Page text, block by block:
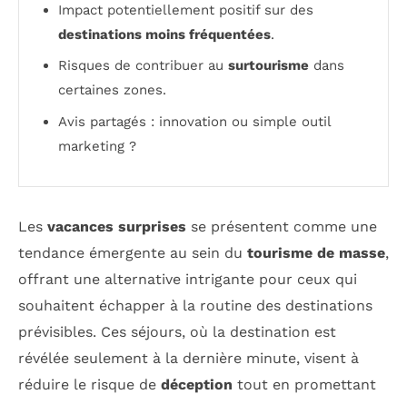
Impact potentiellement positif sur des
destinations moins fréquentées.
Risques de contribuer au surtourisme dans
certaines zones.
Avis partagés : innovation ou simple outil
marketing ?
Les vacances surprises se présentent comme une
tendance émergente au sein du tourisme de masse,
offrant une alternative intrigante pour ceux qui
souhaitent échapper à la routine des destinations
prévisibles. Ces séjours, où la destination est
révélée seulement à la dernière minute, visent à
réduire le risque de déception tout en promettant